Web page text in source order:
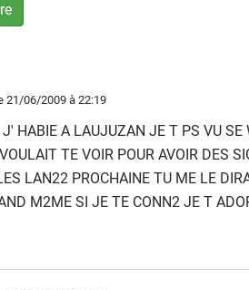
21/06/2009à 22:19
HABIE A LAUJUZAN JE T PS VU SE
TE VOIR POUR AVOIR DES
LAN22 PROCHAINE TU ME LE
M2ME SI JE TE CONN2 JE T